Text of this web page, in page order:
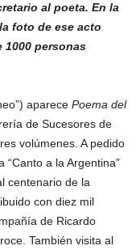
al poeta. En la
foto de ese acto
1000 personas
aparece Poema del
de Sucesores de
volúmenes. A pedido
“Canto a la Argentina”
centenario de la
con diez mil
de Ricardo
También visita al